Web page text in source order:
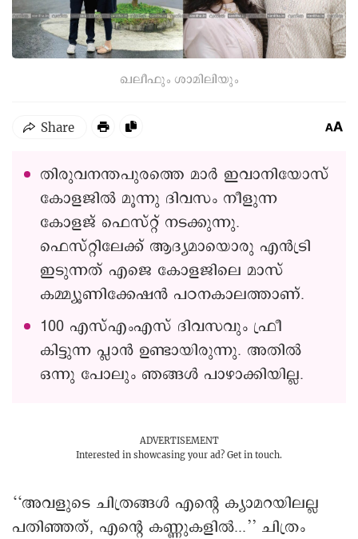
തിരുവനന്തപുരത്തെ മാർ ഇവാനിയോസ്
കോളജിൽ മൂന്നു ദിവസം നീളുന്ന
കോളജ് ഫെസ്റ്റ് നടക്കുന്നു.
ഫെസ്റ്റിലേക്ക് ആദ്യമായൊരു എൻട്രി
ഇടുന്നത് എജെ കോളജിലെ മാസ്
കമ്മ്യൂണിക്കേഷൻ പഠനകാലത്താണ്.
100 എസ്എംഎസ് ദിവസവും ഫ്രീ
കിട്ടുന്ന പ്ലാൻ ഉണ്ടായിരുന്നു. അതിൽ
ഒന്നു പോലും ഞങ്ങൾ പാഴാക്കിയില്ല.
ഖലീഫും ശാമിലിയും
ADVERTISEMENT
Interested in showcasing your ad? Get in touch.
‘‘അവളുടെ ചിത്രങ്ങൾ എന്റെ ക്യാമറയിലല്ല
പതിഞ്ഞത്, എന്റെ കണ്ണുകളിൽ...’’ ചിത്രം